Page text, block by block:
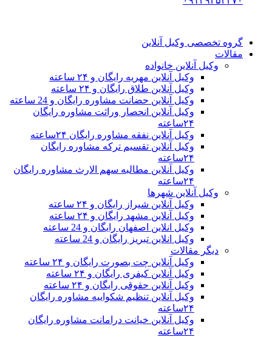
گروه تخصصی وکیل آنلاین
مقالات
وکیل آنلاین خانواده
وکیل آنلاین مهریه رایگان و ۲۴ ساعته
وکیل آنلاین طلاق رایگان و ۲۴ ساعته
وکیل آنلاین حضانت مشاوره رایگان و 24 ساعته
وکیل آنلاین انحصار وراثت مشاوره رایگان
وکیل آنلاین نفقه مشاوره رایگان ۲۴ساعته
وکیل آنلاین تقسیم ترکه مشاوره رایگان
وکیل آنلاین مطالبه سهم الارث مشاوره رایگان
وکیل آنلاین شهرها
وکیل آنلاین شیراز رایگان و ۲۴ ساعته
وکیل آنلاین مشهد رایگان و ۲۴ ساعته
وکیل انلاین اصفهان رایگان و 24 ساعته
وکیل انلاین تبریز رایگان و 24 ساعته
دیگر مقالات
وکیل آنلاین چت بصورت رایگان و ۲۴ ساعته
وکیل آنلاین کیفری رایگان و ۲۴ ساعته
وکیل آنلاین حقوقی رایگان و ۲۴ ساعته
وکیل آنلاین تنظیم شکواییه مشاوره رایگان
وکیل آنلاین خیانت درامانت مشاوره رایگان